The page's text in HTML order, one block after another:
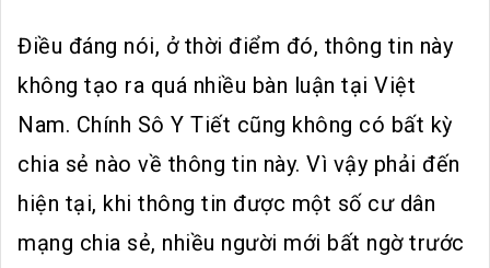
Điều đáng nói, ở thời điểm đó, thông tin này
không tạo ra quá nhiều bàn luận tại Việt
Nam. Chính Sô Y Tiết cũng không có bất kỳ
chia sẻ nào về thông tin này. Vì vậy phải đến
hiện tại, khi thông tin được một số cư dân
mạng chia sẻ, nhiều người mới bất ngờ trước